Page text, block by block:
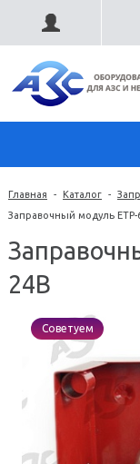
Главная - Каталог -
Заправочный модуль ЕТР-
24В
Советуем